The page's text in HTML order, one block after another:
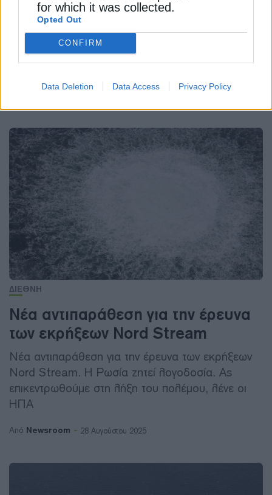
for which it was collected.
Opted Out
CONFIRM
Data Deletion Data Access Privacy Policy
Μέχρι σήμερα κανείς δεν έχει αναλάβει την
ευθύνη για τις εκρήξεις στους αγωγούς Nord
Stream, ενώ η Ουκρανία έχει αρνηθεί
ΔΙΕΘΝΗ
Νέα αντιπαράθεση για την έρευνα
των εκρήξεων Nord Stream
Νέα αντιπαράθεση για την έρευνα των εκρήξεων
Nord Stream. H Ρωσία ζητεί λογοδοσία. Ας
επικεντρωθούμε στη λήξη του πολέμου, λένε οι
ΗΠΑ
Από Newsroom 28 Αυγούστου 2025